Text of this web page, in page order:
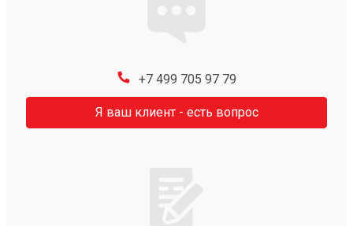
+7 499 705 97 79
Я ваш клиент - есть вопрос